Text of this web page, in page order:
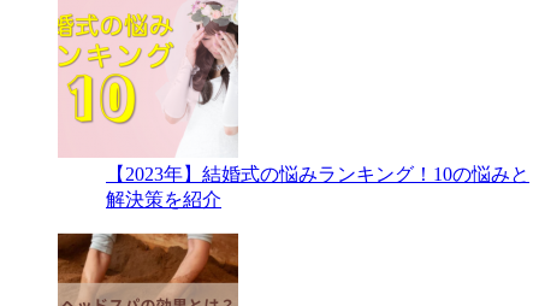
【2023年】結婚式の悩みランキング！10の悩みと
解決策を紹介